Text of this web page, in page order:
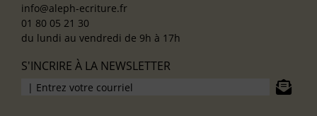
info@aleph-ecriture.fr
01 80 05 21 30
du lundi au vendredi de 9h à 17h
S'INCRIRE À LA NEWSLETTER